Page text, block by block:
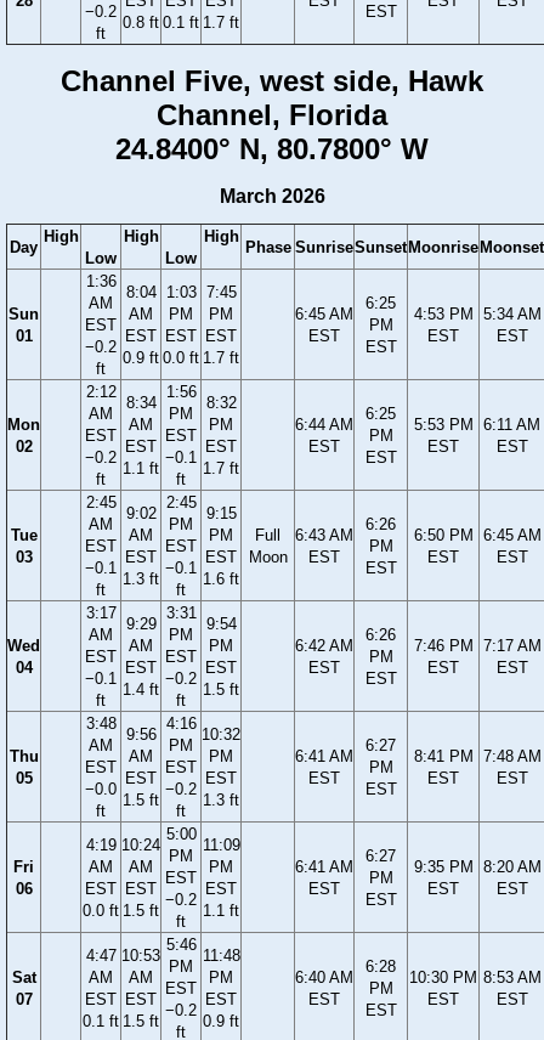
−0.2
ft
0.8 ft 0.1 ft 1.7 ft
EST
Channel Five, west side, Hawk
Channel, Florida
24.8400° N, 80.7800° W
March 2026
Day
High
Low
High
Low
High
Phase SunriseSunset Moonrise Moonset
Sun
01
1:36
AM
EST
−0.2
ft
8:04
AM
EST
0.9 ft
1:03
PM
EST
0.0 ft
7:45
PM
EST
1.7 ft
6:45 AM
EST
6:25
PM
EST
4:53 PM
EST
5:34 AM
EST
Mon
02
2:12
AM
EST
−0.2
ft
8:34
AM
EST
1.1 ft
1:56
PM
EST
−0.1
ft
8:32
PM
EST
1.7 ft
6:44 AM
EST
6:25
PM
EST
5:53 PM
EST
6:11 AM
EST
Tue
03
2:45
AM
EST
−0.1
ft
9:02
AM
EST
1.3 ft
2:45
PM
EST
−0.1
ft
9:15
PM
EST
1.6 ft
Full
Moon
6:43 AM
EST
6:26
PM
EST
6:50 PM
EST
6:45 AM
EST
Wed
04
3:17
AM
EST
−0.1
ft
9:29
AM
EST
1.4 ft
3:31
PM
EST
−0.2
ft
9:54
PM
EST
1.5 ft
6:42 AM
EST
6:26
PM
EST
7:46 PM
EST
7:17 AM
EST
Thu
05
3:48
AM
EST
−0.0
ft
9:56
AM
EST
1.5 ft
4:16
PM
EST
−0.2
ft
10:32
PM
EST
1.3 ft
6:41 AM
EST
6:27
PM
EST
8:41 PM
EST
7:48 AM
EST
Fri
06
4:19
AM
EST
0.0 ft
10:24
AM
EST
1.5 ft
5:00
PM
EST
−0.2
ft
11:09
PM
EST
1.1 ft
6:41 AM
EST
6:27
PM
EST
9:35 PM
EST
8:20 AM
EST
Sat
07
4:47
AM
EST
0.1 ft
10:53
AM
EST
1.5 ft
5:46
PM
EST
−0.2
ft
11:48
PM
EST
0.9 ft
6:40 AM
EST
6:28
PM
EST
10:30 PM
EST
8:53 AM
EST